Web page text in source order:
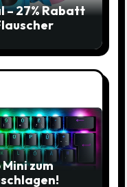
– 27% Rabatt
zum